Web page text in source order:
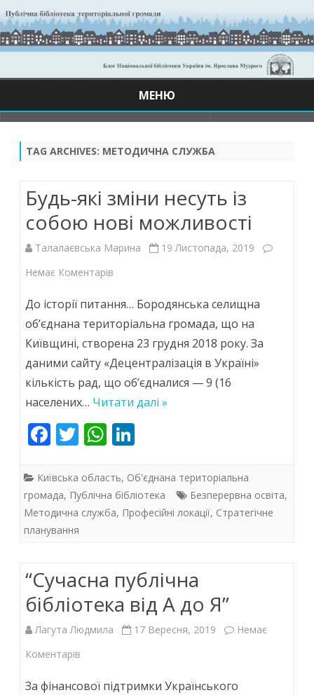
МЕНЮ
TAG ARCHIVES: МЕТОДИЧНА СЛУЖБА
Будь-які зміни несуть із
собою нові можливості
Талалаєвська Марина
19 Листопада, 2019
Немає Коментарів
які
зміни
несуть
нові
До історії питання… Бородянська селищна
об’єднана територіальна громада, що на
Київщині, створена 23 грудня 2018 року. За
даними сайту «Децентралізація в Україні»
кількість рад, що об’єдналися — 9 (16
населених… Читати далі »
F
e
b
o
k
T
itt
er
W
at
s
A
p
k
e
dI
Київська область, Об'єднана територіальна
громада, Публічна бібліотека Безперервна освіта,
Методична служба, Професійні локації, Стратегічне
планування
“Сучасна публічна
бібліотека від А до Я”
Лагута Людмила 17 Вересня, 2019
Немає
Коментарів
За фінансової підтримки Українського